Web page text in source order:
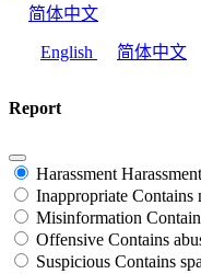
简体中文
English 简体中文
Report
Harassment
Inappropriate Contains
Misinformation
Offensive Contains
Suspicious Contains